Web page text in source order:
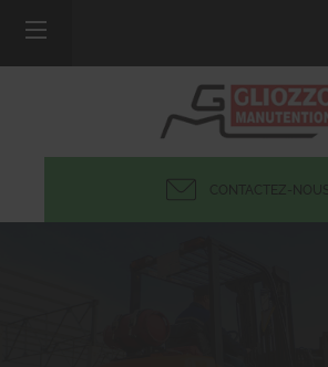
CONTACTEZ-NOUS